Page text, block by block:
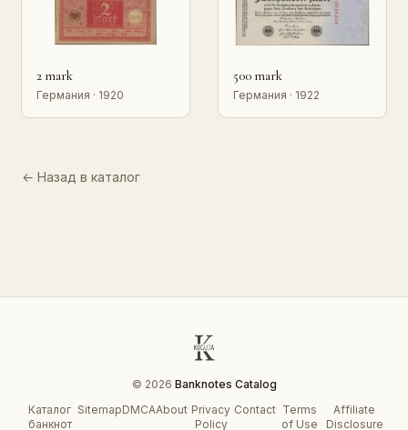
2 mark
Германия · 1920
500 mark
Германия · 1922
← Назад в каталог
© 2026 Banknotes Catalog
Каталог
банкнот
SitemapDMCAAbout Privacy
Policy
Contact Terms
of Use
Affiliate
Disclosure